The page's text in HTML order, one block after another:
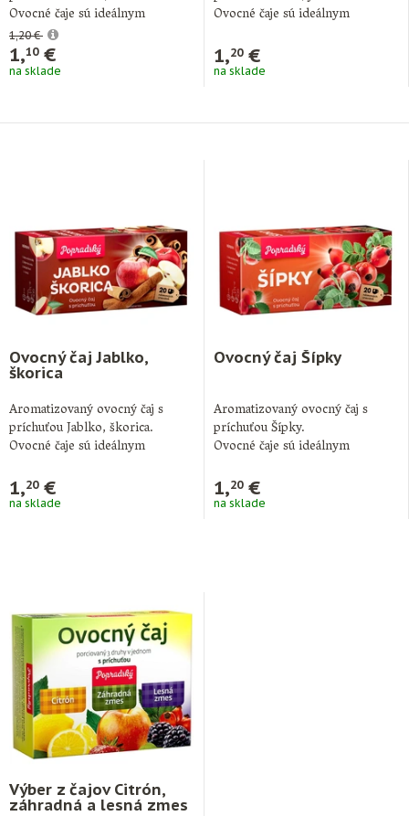
Ovocné čaje sú ideálnym
doplnkom pitného režimu počas
…
1,20 €
1,10€
na sklade
Ovocné čaje sú ideálnym
…
1,20€
na sklade
Ovocný čaj Jablko,
škorica
Aromatizovaný ovocný čaj s
príchuťou Jablko, škorica.
Ovocné čaje sú ideálnym
…
1,20€
na sklade
Ovocný čaj Šípky
Aromatizovaný ovocný čaj s
príchuťou Šípky.
Ovocné čaje sú ideálnym
celého …
1,20€
na sklade
Výber z čajov Citrón,
záhradná a lesná zmes